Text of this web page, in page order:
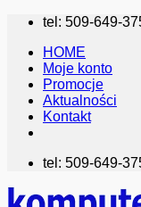
Przewiń
zawartości
tel: 509-649-
HOME
Moje konto
Promocje
Aktualności
Kontakt
tel: 509-649-